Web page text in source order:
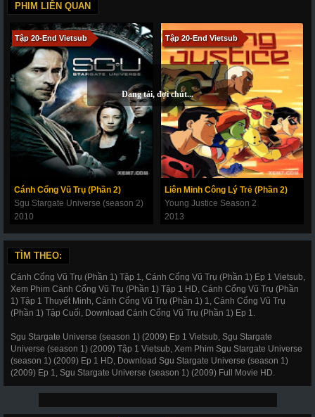
PHIM LIÊN QUAN
Tập 20-End Vietsub
Cánh Cổng Vũ Trụ (Phần 2)
Sgu Stargate Universe (season 2)
2010
Tập 20-End Vietsub
Liên Minh Công Lý Trẻ (Phần 2)
Young Justice Season 2
2013
TÌM THEO:
Cánh Cổng Vũ Trụ (Phần 1) Tập 1, Cánh Cổng Vũ Trụ (Phần 1) Ep 1 Vietsub,
Xem Phim Cánh Cổng Vũ Trụ (Phần 1) Tập 1 HD, Cánh Cổng Vũ Trụ (Phần
1) Tập 1 Thuyết Minh, Cánh Cổng Vũ Trụ (Phần 1) 1, Cánh Cổng Vũ Trụ
(Phần 1) Tập Cuối, Download Cánh Cổng Vũ Trụ (Phần 1) Ep 1.
Sgu Stargate Universe (season 1) (2009) Ep 1 Vietsub, Sgu Stargate
Universe (season 1) (2009) Tập 1 Vietsub, Xem Phim Sgu Stargate Universe
(season 1) (2009) Ep 1 HD, Download Sgu Stargate Universe (season 1)
(2009) Ep 1, Sgu Stargate Universe (season 1) (2009) Full Movie HD.